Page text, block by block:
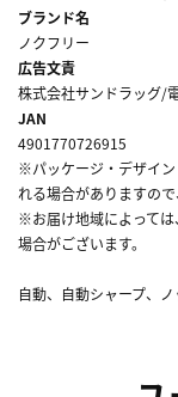
ブランド名
ノクフリー
広告文責
株式会社サンドラッグ/
JAN
4901770726915
※パッケージ・デザイ
れる場合がありますので
※お届け地域によっては
場合がございます。
自動、自動シャープ、